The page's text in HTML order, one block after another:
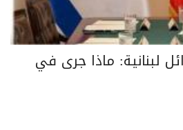
لبنانية: ماذا جرى في